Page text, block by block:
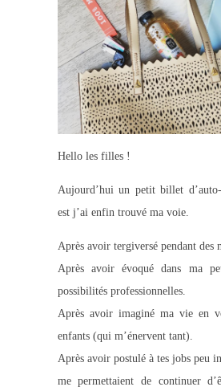
Hello les filles !
Aujourd’hui un petit billet
est j’ai enfin trouvé ma voie.
Après avoir tergiversé pendant des
Après avoir évoqué dans ma
possibilités professionnelles.
Après avoir imaginé ma vie en
enfants (qui m’énervent tant).
Après avoir postulé à tes jobs peu
me permettaient de continuer